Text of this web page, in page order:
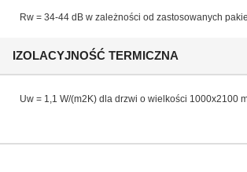
IZOLACYJNOŚĆ TERMICZNA
Uw = 1,1 W/(m2K) dla drzwi o wielkości 1000x2100
Rw = 34-44 dB w zależności od zastosowanych